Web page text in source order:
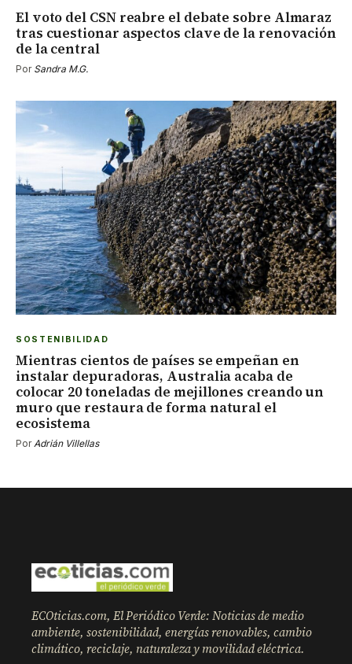
El voto del CSN reabre el debate sobre Almaraz
tras cuestionar aspectos clave de la renovación
de la central
Por Sandra M.G.
SOSTENIBILIDAD
Mientras cientos de países se empeñan en
instalar depuradoras, Australia acaba de
colocar 20 toneladas de mejillones creando un
muro que restaura de forma natural el
ecosistema
Por Adrián Villellas
ECOticias.com, El Periódico Verde: Noticias de medio
ambiente, sostenibilidad, energías renovables, cambio
climático, reciclaje, naturaleza y movilidad eléctrica.